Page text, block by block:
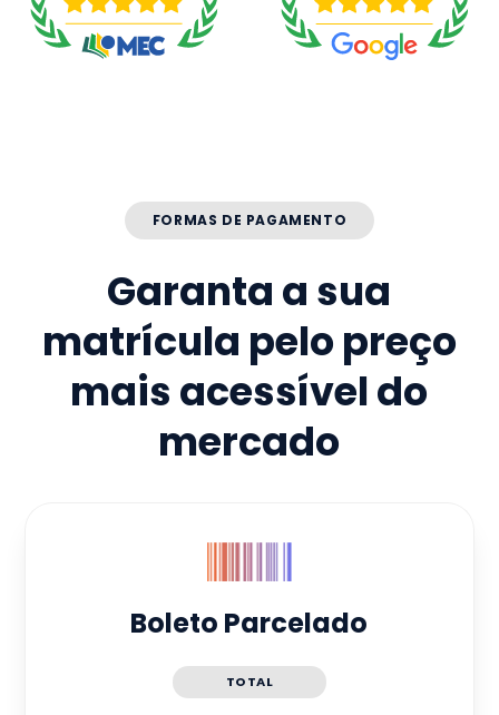
FORMAS DE PAGAMENTO
Garanta a sua
matrícula pelo preço
mais acessível do
mercado
Boleto Parcelado
TOTAL